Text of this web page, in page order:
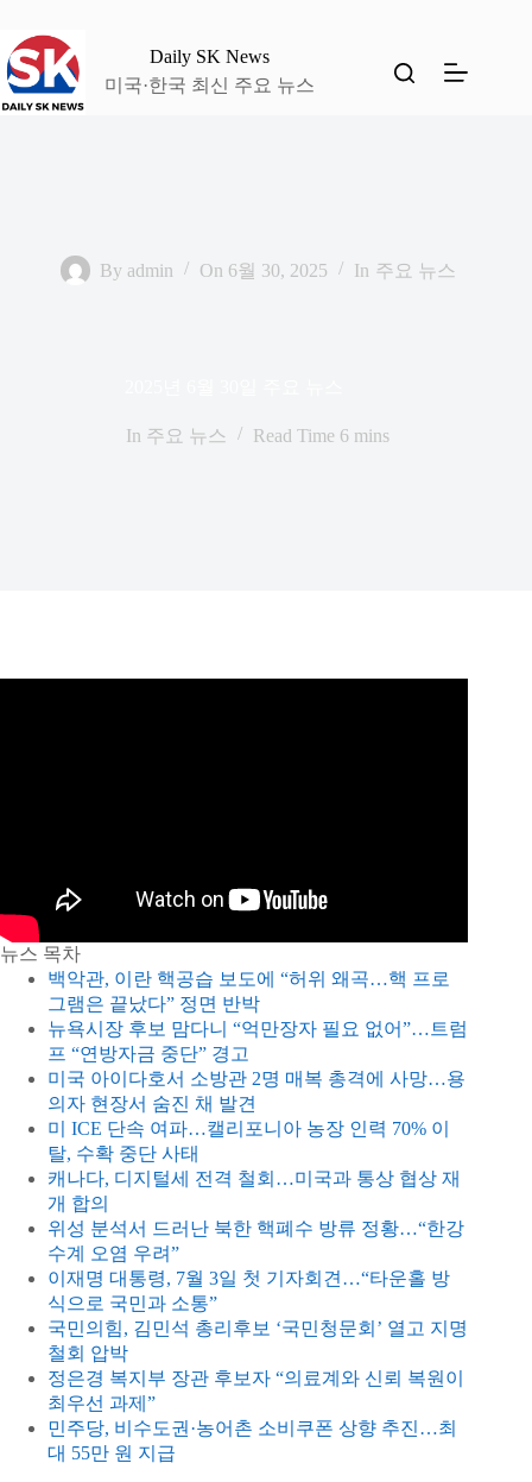
으
로
건
Daily SK News
미국·한국 최신 주요 뉴스
By admin On 6월 30, 2025 In 주요 뉴스
In 주요 뉴스 Read Time 6 mins
뉴스 목차
백악관, 이란 핵공습 보도에 “허위 왜곡…핵 프로
그램은 끝났다” 정면 반박
뉴욕시장 후보 맘다니 “억만장자 필요 없어”…트럼
프 “연방자금 중단” 경고
미국 아이다호서 소방관 2명 매복 총격에 사망…용
의자 현장서 숨진 채 발견
미 ICE 단속 여파…캘리포니아 농장 인력 70% 이
탈, 수확 중단 사태
캐나다, 디지털세 전격 철회…미국과 통상 협상 재
개 합의
위성 분석서 드러난 북한 핵폐수 방류 정황…“한강
수계 오염 우려”
이재명 대통령, 7월 3일 첫 기자회견…“타운홀 방
식으로 국민과 소통”
국민의힘, 김민석 총리후보 ‘국민청문회’ 열고 지명
철회 압박
정은경 복지부 장관 후보자 “의료계와 신뢰 복원이
최우선 과제”
민주당, 비수도권·농어촌 소비쿠폰 상향 추진…최
대 55만 원 지급